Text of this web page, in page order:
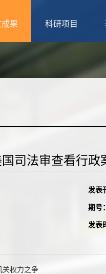
果 科研项目
国司法审查看行政
发表
期号：
发表
关权力之争